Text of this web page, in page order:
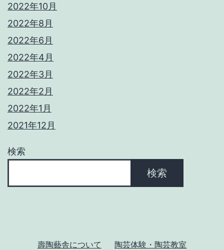
2022年10月
2022年8月
2022年6月
2022年4月
2022年3月
2022年2月
2022年1月
2021年12月
検索
検索
壽陶藝舎について 陶芸体験・陶芸教室